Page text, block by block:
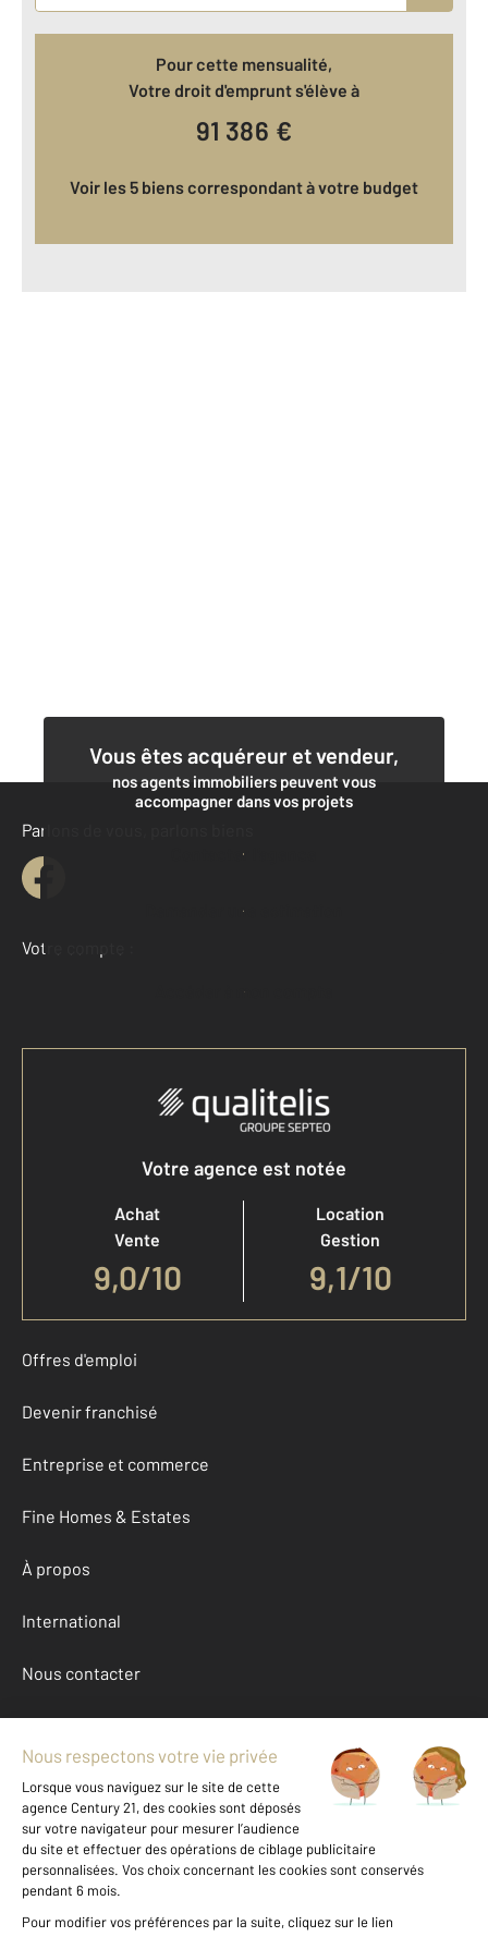
Pour cette mensualité,
Votre droit d'emprunt s'élève à
91 386 €
Voir les 5 biens correspondant à votre budget
Vous êtes acquéreur et vendeur,
nos agents immobiliers peuvent vous
accompagner dans vos projets
Contacter l'agence
Demander une estimation
Parlons de vous, parlons biens
Votre compte :
Accéder à mon compte
Votre agence est notée
Achat
Vente
9,0/10
Location
Gestion
9,1/10
Offres d'emploi
Devenir franchisé
Entreprise et commerce
Fine Homes & Estates
À propos
International
Nous contacter
Mentions légales & CGU et Barèmes d'honoraires
Données personnelles
Gestionnaire des cookies
Location appartement autour de ST AFFRIQUE (12400)